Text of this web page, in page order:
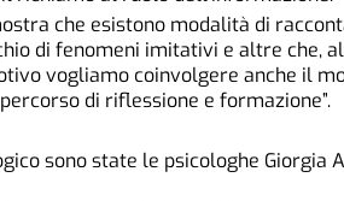
che esistono modalità di
di fenomeni imitativi e altre che,
vogliamo coinvolgere anche il
di riflessione e formazione”.
sono state le psicologhe Giorgia